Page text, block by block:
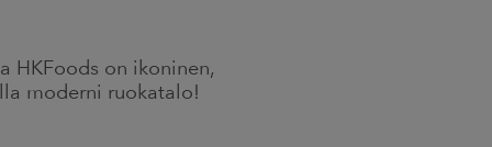
HKFoods on ikoninen,
moderni ruokatalo!